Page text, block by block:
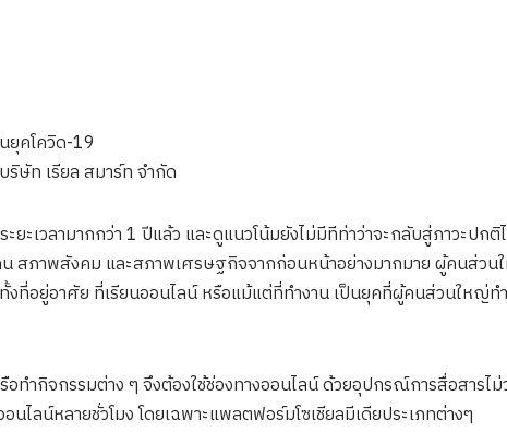
ยุคโควิด-19
ษัท เรียล สมาร์ท จำกัด
ะเวลามากกว่า 1 ปีแล้ว และดูแนวโน้มยังไม่มีทีท่าว่าจะกลับสู่ภาวะปก
น สภาพสังคม และสภาพเศรษฐกิจจากก่อนหน้าอย่างมากมาย ผู้คนส่ว
ที่อยู่อาศัย ที่เรียนออนไลน์ หรือแม้แต่ที่ทำงาน เป็นยุคที่ผู้คนส่วนใหญ่ท
ทำกิจกรรมต่าง ๆ จึงต้องใช้ช่องทางออนไลน์ ด้วยอุปกรณ์การสื่อสารไ
ไลน์หลายชั่วโมง โดยเฉพาะแพลตฟอร์มโซเชียลมีเดียประเภทต่างๆ